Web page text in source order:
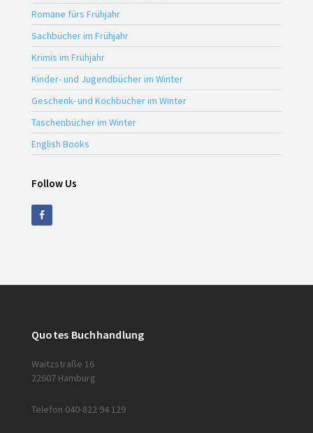
Romane fürs Frühjahr
Sachbücher im Frühjahr
Krimis im Frühjahr
Kinder- und Jugendbücher im Winter
Geschenk- und Kochbücher im Winter
Taschenbücher im Winter
English Books
Follow Us
Quotes Buchhandlung
Waitzstraße 16
22607 Hamburg
Telefon 040-822 94 129